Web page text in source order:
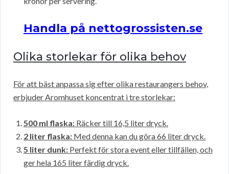
Handla på nettogrossisten.se
Olika storlekar för olika behov
För att bäst anpassa sig efter olika restaurangers behov,
erbjuder Aromhuset koncentrat i tre storlekar:
500 ml flaska: Räcker till 16,5 liter dryck.
2 liter flaska: Med denna kan du göra 66 liter dryck.
5 liter dunk: Perfekt för stora event eller tillfällen, och
ger hela 165 liter färdig dryck.